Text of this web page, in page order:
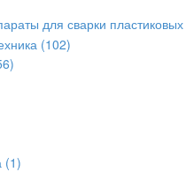
для сварки пластиковых
(102)
(1)